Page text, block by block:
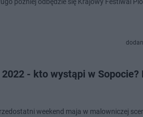
- kto wystąpi w Sopocie?
weekend maja w malowniczej